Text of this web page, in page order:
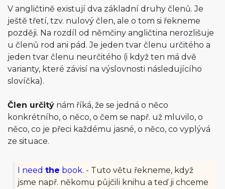
V angličtině existují dva základní druhy členů. Je
ještě třetí, tzv. nulový člen, ale o tom si řekneme
později. Na rozdíl od němčiny angličtina nerozlišuje
u členů rod ani pád. Je jeden tvar členu určitého a
jeden tvar členu neurčitého (i když ten má dvě
varianty, které závisí na výslovnosti následujícího
slovíčka).
Člen určitý nám říká, že se jedná o něco
konkrétního, o něco, o čem se např. už mluvilo, o
něco, co je přeci každému jasné, o něco, co vyplývá
ze situace.
I need the book. - Tuto větu řekneme, když
jsme např. někomu půjčili knihu a teď ji chceme